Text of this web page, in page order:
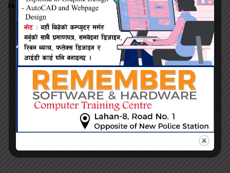
Share this:
Twitter Facebook
नेत्र दैनिक